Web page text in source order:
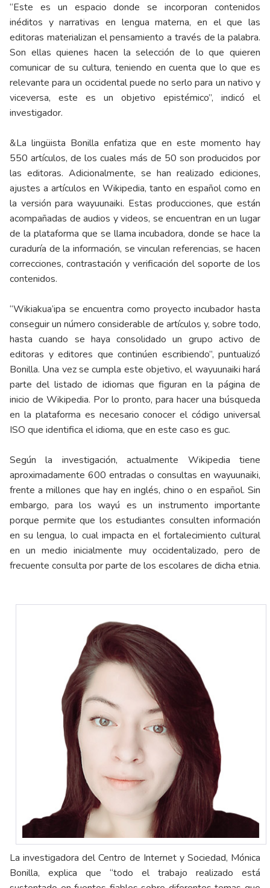
“Este es un espacio donde se incorporan contenidos
inéditos y narrativas en lengua materna, en el que las
editoras materializan el pensamiento a través de la palabra.
Son ellas quienes hacen la selección de lo que quieren
comunicar de su cultura, teniendo en cuenta que lo que es
relevante para un occidental puede no serlo para un nativo y
viceversa, este es un objetivo epistémico”, indicó el
investigador.
&La lingüista Bonilla enfatiza que en este momento hay
550 artículos, de los cuales más de 50 son producidos por
las editoras. Adicionalmente, se han realizado ediciones,
ajustes a artículos en Wikipedia, tanto en español como en
la versión para wayuunaiki. Estas producciones, que están
acompañadas de audios y videos, se encuentran en un lugar
de la plataforma que se llama incubadora, donde se hace la
curaduría de la información, se vinculan referencias, se hacen
correcciones, contrastación y verificación del soporte de los
contenidos.
“Wikiakua’ipa se encuentra como proyecto incubador hasta
conseguir un número considerable de artículos y, sobre todo,
hasta cuando se haya consolidado un grupo activo de
editoras y editores que continúen escribiendo”, puntualizó
Bonilla. Una vez se cumpla este objetivo, el wayuunaiki hará
parte del listado de idiomas que figuran en la página de
inicio de Wikipedia. Por lo pronto, para hacer una búsqueda
en la plataforma es necesario conocer el código universal
ISO que identifica el idioma, que en este caso es guc.
Según la investigación, actualmente Wikipedia tiene
aproximadamente 600 entradas o consultas en wayuunaiki,
frente a millones que hay en inglés, chino o en español. Sin
embargo, para los wayú es un instrumento importante
porque permite que los estudiantes consulten información
en su lengua, lo cual impacta en el fortalecimiento cultural
en un medio inicialmente muy occidentalizado, pero de
frecuente consulta por parte de los escolares de dicha etnia.
La investigadora del Centro de Internet y Sociedad, Mónica
Bonilla, explica que “todo el trabajo realizado está